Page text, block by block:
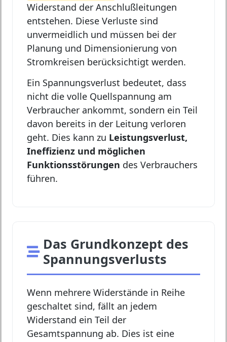
Widerstand der Anschlußleitungen
entstehen. Diese Verluste sind
unvermeidlich und müssen bei der
Planung und Dimensionierung von
Stromkreisen berücksichtigt werden.
Ein Spannungsverlust bedeutet, dass
nicht die volle Quellspannung am
Verbraucher ankommt, sondern ein Teil
davon bereits in der Leitung verloren
geht. Dies kann zu Leistungsverlust,
Ineffizienz und möglichen
Funktionsstörungen des Verbrauchers
führen.
Das Grundkonzept des
Spannungsverlusts
Wenn mehrere Widerstände in Reihe
geschaltet sind, fällt an jedem
Widerstand ein Teil der
Gesamtspannung ab. Dies ist eine